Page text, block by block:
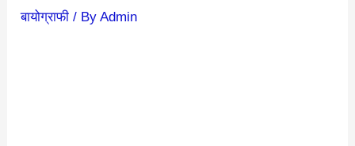
बायोग्राफी / ByAdmin